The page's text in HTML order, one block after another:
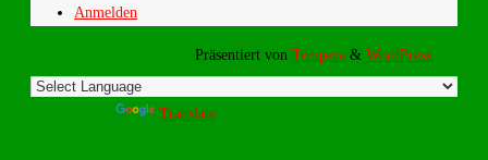
Anmelden
Präsentiert von Tempera & WordPress.
Translate